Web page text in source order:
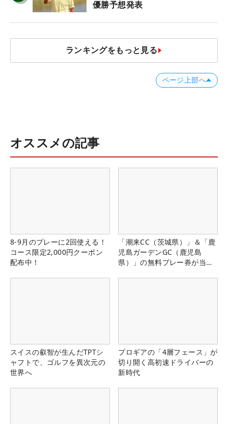
優勝予想発表
ランキングをもっと見る
ページ上部へ
オススメの記事
8-9月のプレーに2回使える！
コース限定2,000円クーポン
配布中！
「潮来CC（茨城県）」＆「鹿
児島ガーデンGC（鹿児島
県）」の無料プレー券が当た
スイスの叡智が生んだTPTシ
ャフトで、ゴルフを異次元の
世界へ
プロギアの「4層フェース」が
切り開く高初速ドライバーの
新時代